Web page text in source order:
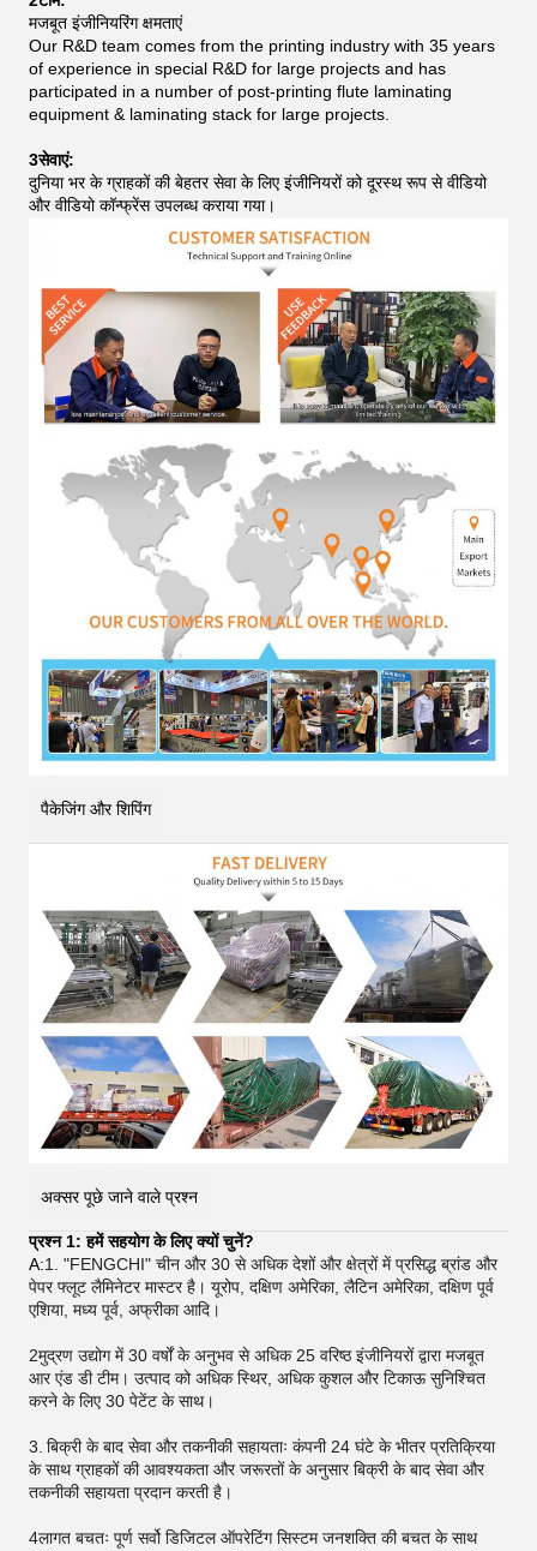
मजबूत इंजीनियरिंग क्षमताएं
Our R&D team comes from the printing industry with 35 years
of experience in special R&D for large projects and has
participated in a number of post-printing flute laminating
equipment & laminating stack for large projects.
3सेवाएं:
दुनिया भर के ग्राहकों की बेहतर सेवा के लिए इंजीनियरों को दूरस्थ रूप से वीडियो
और वीडियो कॉन्फ्रेंस उपलब्ध कराया गया।
पैकेजिंग और शिपिंग
अक्सर पूछे जाने वाले प्रश्न
प्रश्न 1: हमें सहयोग के लिए क्यों चुनें?
A:1. "FENGCHI" चीन और 30 से अधिक देशों और क्षेत्रों में प्रसिद्ध ब्रांड और
पेपर फ्लूट लैमिनेटर मास्टर है। यूरोप, दक्षिण अमेरिका, लैटिन अमेरिका, दक्षिण पूर्व
एशिया, मध्य पूर्व, अफ्रीका आदि।
2मुद्रण उद्योग में 30 वर्षों के अनुभव से अधिक 25 वरिष्ठ इंजीनियरों द्वारा मजबूत
आर एंड डी टीम। उत्पाद को अधिक स्थिर, अधिक कुशल और टिकाऊ सुनिश्चित
करने के लिए 30 पेटेंट के साथ।
3. बिक्री के बाद सेवा और तकनीकी सहायताः कंपनी 24 घंटे के भीतर प्रतिक्रिया
के साथ ग्राहकों की आवश्यकता और जरूरतों के अनुसार बिक्री के बाद सेवा और
तकनीकी सहायता प्रदान करती है।
4लागत बचतः पूर्ण सर्वो डिजिटल ऑपरेटिंग सिस्टम जनशक्ति की बचत के साथ